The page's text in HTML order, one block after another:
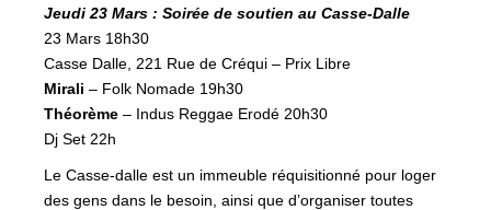
Jeudi 23 Mars : Soirée de soutien au Casse-Dalle
23 Mars 18h30
Casse Dalle, 221 Rue de Créqui – Prix Libre
Mirali – Folk Nomade 19h30
Théorème – Indus Reggae Erodé 20h30
Dj Set 22h
Le Casse-dalle est un immeuble réquisitionné pour loger
des gens dans le besoin, ainsi que d’organiser toutes